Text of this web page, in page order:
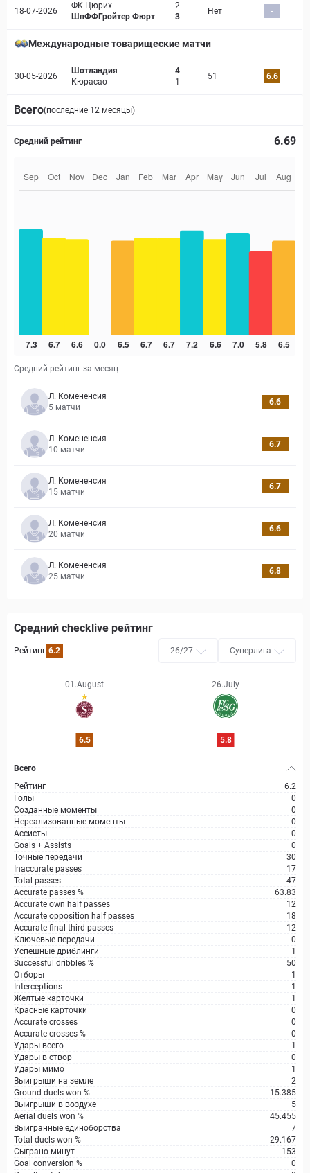
18-07-2026
ФК Цюрих
ШпФФГройтер Фюрт
2
3
Нет -
Международные товарищеские матчи
30-05-2026
Шотландия
Кюрасао
4
1
51 6.6
Всего(последние 12 месяцы)
Средний рейтинг 6.69
Средний рейтинг за месяц
Л. Комененсия
5 матчи
6.6
Л. Комененсия
10 матчи
6.7
Л. Комененсия
15 матчи
6.7
Л. Комененсия
20 матчи
6.6
Л. Комененсия
25 матчи
6.8
Средний checklive рейтинг
Рейтинг 6.2 26/27 Суперлига
01.August 26.July
6.5 5.8
Всего
Рейтинг
6.2
Голы
0
Созданные моменты
0
Нереализованные моменты
0
Ассисты
0
Goals + Assists
0
Точные передачи
30
Inaccurate passes
17
Total passes
47
Accurate passes %
63.83
Accurate own half passes
12
Accurate opposition half passes
18
Accurate final third passes
12
Ключевые передачи
0
Успешные дриблинги
1
Successful dribbles %
50
Отборы
1
Interceptions
1
Желтые карточки
1
Красные карточки
0
Accurate crosses
0
Accurate crosses %
0
Удары всего
1
Удары в створ
0
Удары мимо
1
Выигрыши на земле
2
Ground duels won %
15.385
Выигрыши в воздухе
5
Aerial duels won %
45.455
Выигранные единоборства
7
Total duels won %
29.167
Сыграно минут
153
Goal conversion %
0